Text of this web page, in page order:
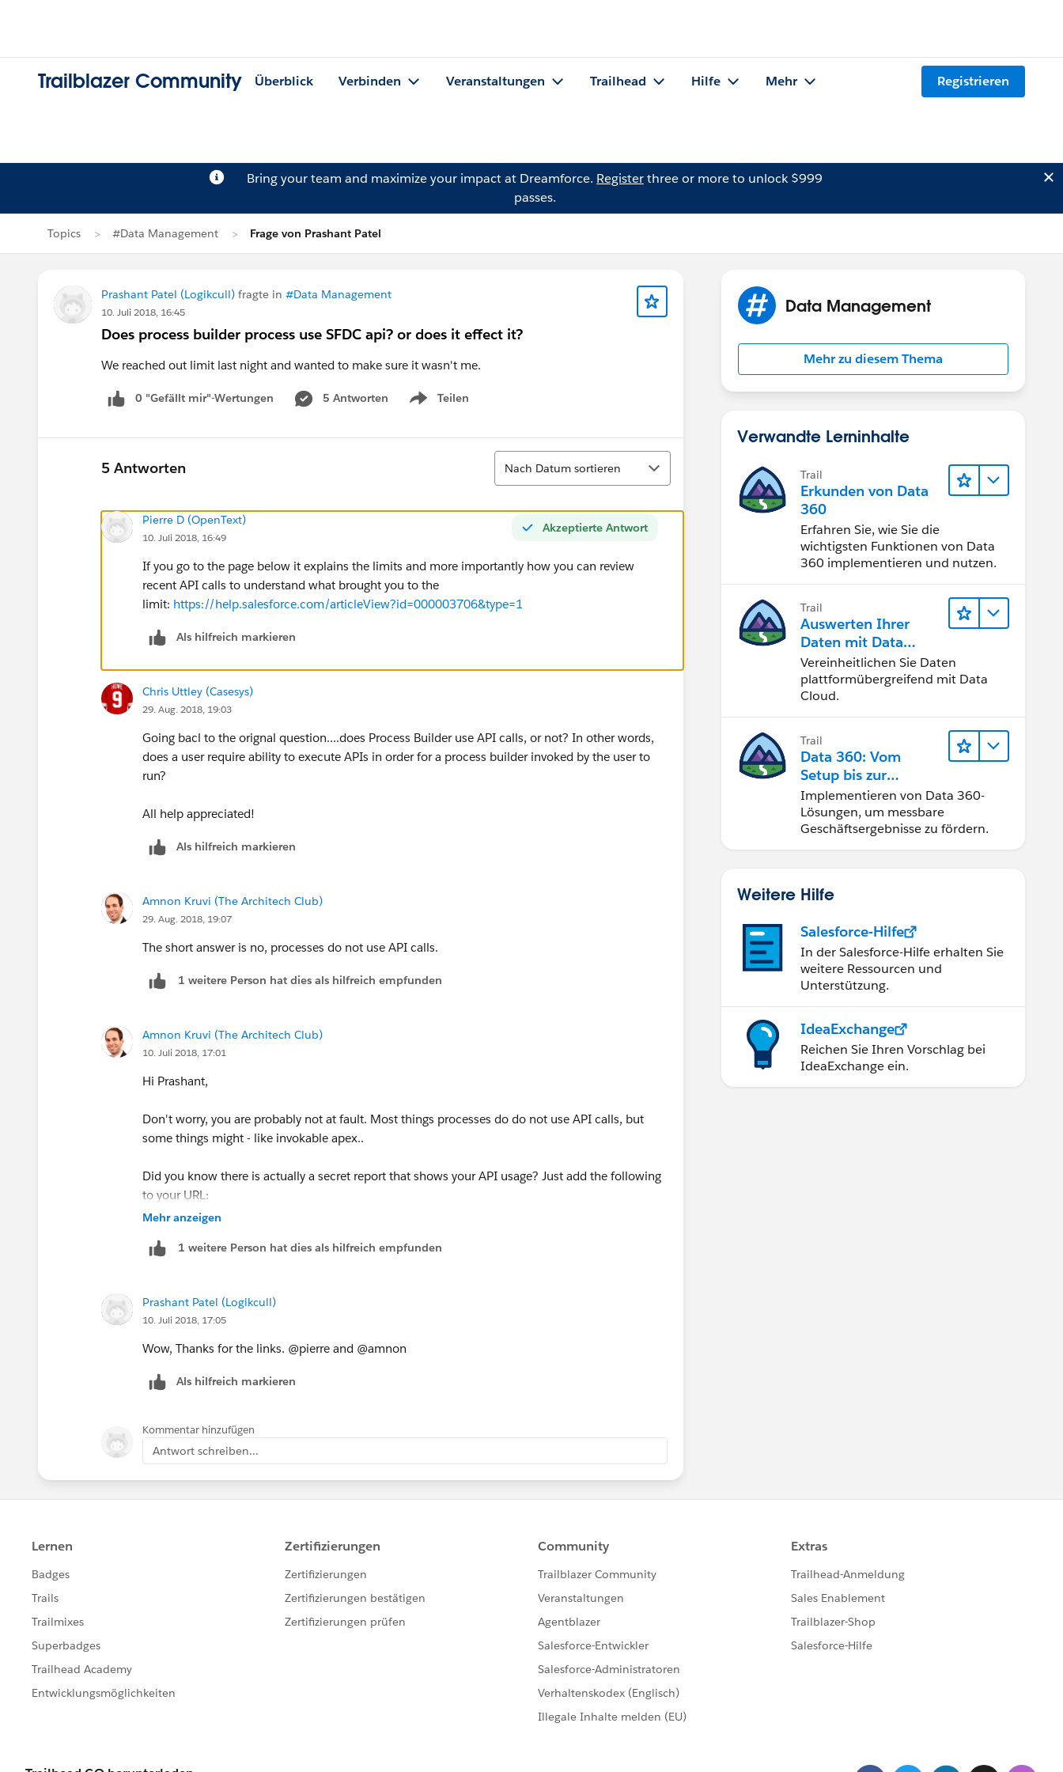
Trailblazer Community Überblick Verbinden Veranstaltungen Trailhead Hilfe Mehr Registrieren
Bring your team and maximize your impact at Dreamforce. Registerthree or more to unlock $999
passes.
Topics #Data Management Frage von Prashant Patel
Prashant Patel (Logikcull) fragte in #Data Management
10. Juli 2018, 16:45
Does process builder process use SFDC api? or does it effect it?
We reached out limit last night and wanted to make sure it wasn't me.
0 "Gefällt mir"-Wertungen 5 Antworten Teilen
Show menu
5 Antworten
Sortieren
Nach Datum sortieren
Akzeptierte Antwort
Pierre D (OpenText)
10. Juli 2018, 16:49
If you go to the page below it explains the limits and more importantly how you can review
recent API calls to understand what brought you to the
limit: https://help.salesforce.com/articleView?id=000003706&type=1
Als hilfreich markieren
Chris Uttley (Casesys)
29. Aug. 2018, 19:03
Going bacl to the orignal question....does Process Builder use API calls, or not? In other words,
does a user require ability to execute APIs in order for a process builder invoked by the user to
run?
All help appreciated!
Als hilfreich markieren
Amnon Kruvi (The Architech Club)
29. Aug. 2018, 19:07
The short answer is no, processes do not use API calls.
1 weitere Person hat dies als hilfreich empfunden
Amnon Kruvi (The Architech Club)
10. Juli 2018, 17:01
Hi Prashant,
Don't worry, you are probably not at fault. Most things processes do do not use API calls, but
some things might - like invokable apex..
Did you know there is actually a secret report that shows your API usage? Just add the following
to your URL:
rt=104&retURL=%2F00O&c=UN&c=FULL_NAME&c=EM&c=CID&c=TS&c=CC&duel0=FULL_NA
Mehr anzeigen
1 weitere Person hat dies als hilfreich empfunden
Prashant Patel (Logikcull)
10. Juli 2018, 17:05
Wow, Thanks for the links. @pierre and @amnon
Als hilfreich markieren
Kommentar hinzufügen
Antwort schreiben...
Data Management
Mehr zu diesem Thema
Verwandte Lerninhalte
Trail
Erkunden von Data
360
Erfahren Sie, wie Sie die
wichtigsten Funktionen von Data
360 implementieren und nutzen.
Trail
Auswerten Ihrer
Daten mit Data
Cloud
Vereinheitlichen Sie Daten
plattformübergreifend mit Data
Cloud.
Trail
Data 360: Vom
Setup bis zur
Aktivierung
Implementieren von Data 360-
Lösungen, um messbare
Geschäftsergebnisse zu fördern.
Weitere Hilfe
Salesforce-Hilfe
In der Salesforce-Hilfe erhalten Sie
weitere Ressourcen und
Unterstützung.
IdeaExchange
Reichen Sie Ihren Vorschlag bei
IdeaExchange ein.